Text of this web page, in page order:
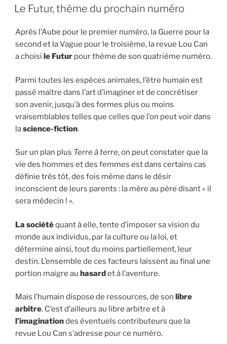
LE
Le Futur, thème du prochain numéro
Après l’Aube pour le premier numéro, la Guerre pour la
second et la Vague pour le troisième, la revue Lou Can
a choisi le Futur pour thème de son quatrième numéro.
Parmi toutes les espèces animales, l’être humain est
passé maître dans l’art d’imaginer et de concrétiser
son avenir, jusqu’à des formes plus ou moins
vraisemblables telles que celles que l’on peut voir dans
lascience-fiction.
Sur un plan plus Terre à terre, on peut constater que la
vie des hommes et des femmes est dans certains cas
définie très tôt, des fois même dans le désir
inconscient de leurs parents : la mère au père disant « il
sera médecin ! ».
La sociétéquant à elle, tente d’imposer sa vision du
monde aux individus, par la culture ou la loi, et
détermine ainsi, tout du moins partiellement, leur
destin. L’ensemble de ces facteurs laissent au final une
portion maigre au hasardet à l’aventure.
Mais l’humain dispose de ressources, de son libre
arbitre. C’est d’ailleurs au libre arbitre et à
l’imaginationdes éventuels contributeurs que la
revue Lou Can s’adresse pour ce numéro.